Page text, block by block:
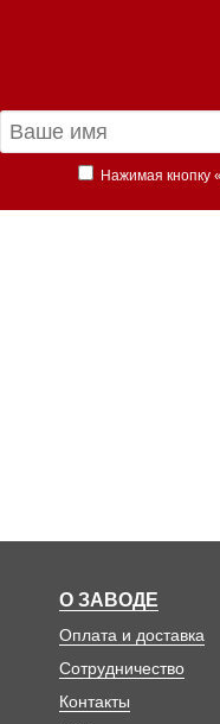
Нажимая кнопку
О ЗАВОДЕ
Оплата и доставка
Сотрудничество
Контакты